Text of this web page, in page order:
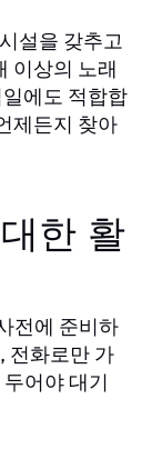
설을 갖추고
이상의 노래
에도 적합합
제든지 찾아
한 활
전에 준비하
전화로만 가
어야 대기